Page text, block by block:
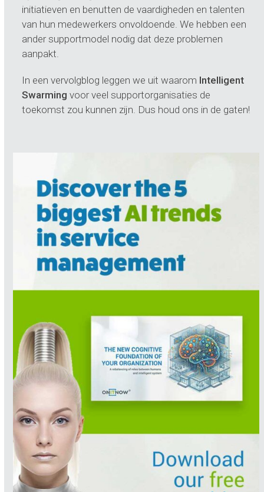
initiatieven en benutten de vaardigheden en talenten
van hun medewerkers onvoldoende. We hebben een
ander supportmodel nodig dat deze problemen
aanpakt.
In een vervolgblog leggen we uit waarom Intelligent
Swarming voor veel supportorganisaties de
toekomst zou kunnen zijn. Dus houd ons in de gaten!